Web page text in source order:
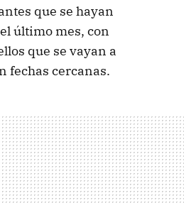
que se hayan
último mes, con
que se vayan a
fechas cercanas.